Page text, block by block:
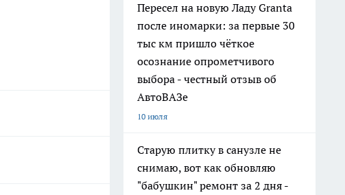
Пересел на новую Ладу Granta
после иномарки: за первые 30
тыс км пришло чёткое
осознание опрометчивого
выбора - честный отзыв об
АвтоВАЗе
10 июля
Старую плитку в санузле не
снимаю, вот как обновляю
"бабушкин" ремонт за 2 дня -